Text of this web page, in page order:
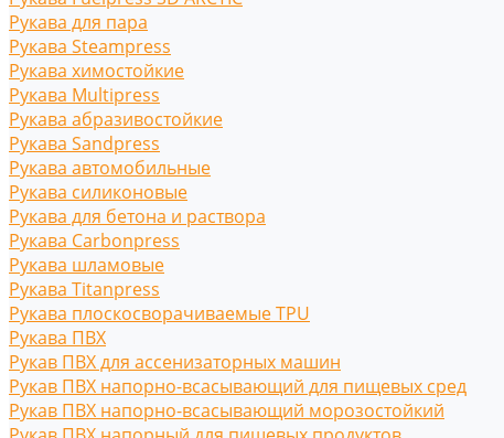
Рукава для пара
Рукава Steampress
Рукава химостойкие
Рукава Multipress
Рукава абразивостойкие
Рукава Sandpress
Рукава автомобильные
Рукава силиконовые
Рукава для бетона и раствора
Рукава Carbonpress
Рукава шламовые
Рукава Titanpress
Рукава плоскосворачиваемые TPU
Рукава ПВХ
Рукав ПВХ для ассенизаторных машин
Рукав ПВХ напорно-всасывающий для пищевых сред
Рукав ПВХ напорно-всасывающий морозостойкий